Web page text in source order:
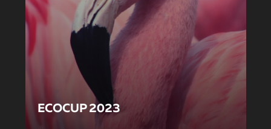
ECOCUP 2023